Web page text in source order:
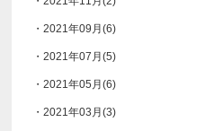
・2021年09月(6)
・2021年07月(5)
・2021年05月(6)
・2021年03月(3)